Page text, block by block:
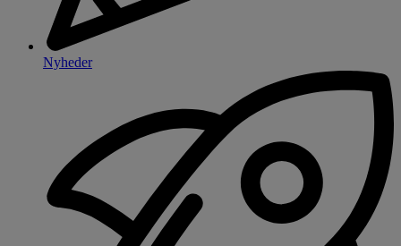
Nyheder